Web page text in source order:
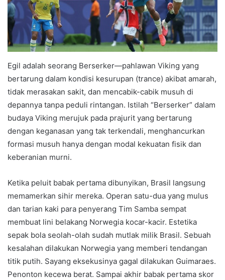
Egil adalah seorang Berserker—pahlawan Viking yang
bertarung dalam kondisi kesurupan (trance) akibat amarah,
tidak merasakan sakit, dan mencabik-cabik musuh di
depannya tanpa peduli rintangan. Istilah “Berserker” dalam
budaya Viking merujuk pada prajurit yang bertarung
dengan keganasan yang tak terkendali, menghancurkan
formasi musuh hanya dengan modal kekuatan fisik dan
keberanian murni.
Ketika peluit babak pertama dibunyikan, Brasil langsung
memamerkan sihir mereka. Operan satu-dua yang mulus
dan tarian kaki para penyerang Tim Samba sempat
membuat lini belakang Norwegia kocar-kacir. Estetika
sepak bola seolah-olah sudah mutlak milik Brasil. Sebuah
kesalahan dilakukan Norwegia yang memberi tendangan
titik putih. Sayang eksekusinya gagal dilakukan Guimaraes.
Penonton kecewa berat. Sampai akhir babak pertama skor